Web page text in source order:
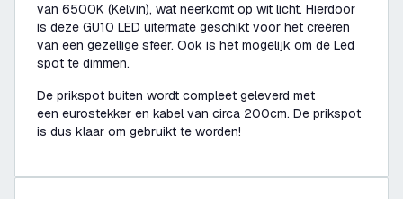
van 6500K (Kelvin), wat neerkomt op wit licht. Hierdoor
is deze GU10 LED uitermate geschikt voor het creëren
van een gezellige sfeer. Ook is het mogelijk om de Led
spot te dimmen.
De prikspot buiten wordt compleet geleverd met
een eurostekker en kabel van circa 200cm. De prikspot
is dus klaar om gebruikt te worden!